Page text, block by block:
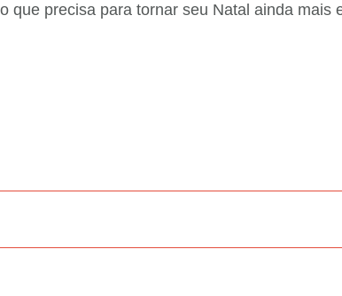
que precisa para tornar seu Natal ainda mais